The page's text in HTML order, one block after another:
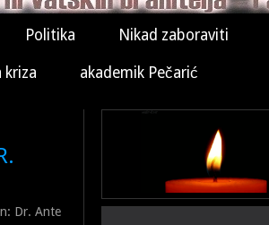
Politika Nikad zaboraviti
kriza akademik Pečarić
Dr. Ante